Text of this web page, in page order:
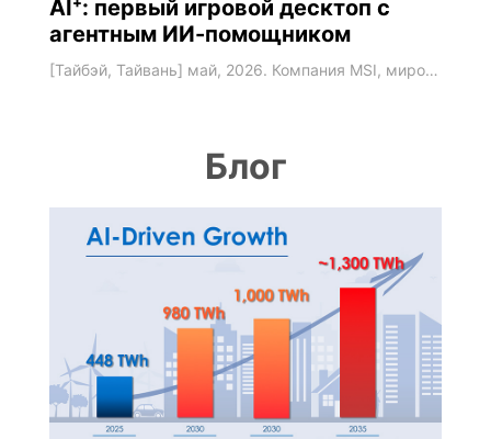
AI⁺: первый игровой десктоп с
агентным ИИ-помощником
[Тайбэй, Тайвань] май, 2026. Компания MSI, мировой лидер в гейминге и высокопроизводительных вычислениях, объявила о выпуске интеллектуального игрового десктопа MEG Vision X2 AI⁺. Сценарии его использования задаются оригинальным дисплеем AI Holostage и встроенным ИИ-помощником LuckyClaw: игровой ПК из пассивного устройства превращается в интерактивную среду, активно взаимодействующую с пользователем. LuckyClaw – ваш личный ИИ-ассистент MEG
Блог